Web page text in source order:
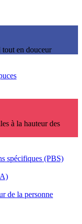
en douceur
à la hauteur des
spécifiques (PBS)
de la personne